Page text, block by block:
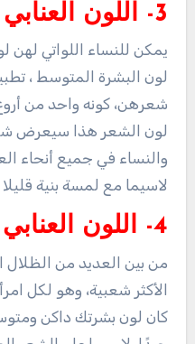
3- اللون العنابي
يمكن للنساء اللواتي لهن
لون البشرة المتوسط ​​،
شعرهن، كونه واحد من
لون الشعر هذا سيعرض
والنساء في جميع أنحاء
لاسيما مع لمسة بنية قليلا
4- اللون العنابي الغامق
من بين العديد من الظلال
الأكثر شعبية، وهو لكل
كان لون بشرتك داكن